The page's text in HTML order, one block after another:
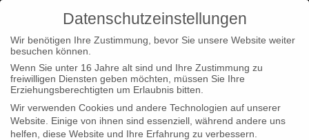
Home Type|News
gbf honored among TOP TEN of the TV-
Year Book 2012
Datenschutzeinstellungen
Wir benötigen Ihre Zustimmung, bevor Sie unsere Website weiter
besuchen können.
Wenn Sie unter 16 Jahre alt sind und Ihre Zustimmung zu
freiwilligen Diensten geben möchten, müssen Sie Ihre
Erziehungsberechtigten um Erlaubnis bitten.
Wir verwenden Cookies und andere Technologien auf unserer
Website. Einige von ihnen sind essenziell, während andere uns
helfen, diese Website und Ihre Erfahrung zu verbessern.